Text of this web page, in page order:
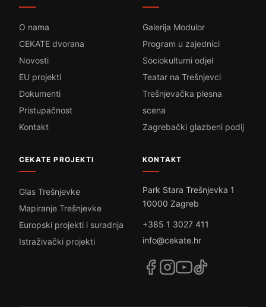
O nama
CEKATE dvorana
Novosti
EU projekti
Dokumenti
Pristupačnost
Kontakt
Galerija Modulor
Program u zajednici
Sociokulturni odjel
Teatar na Trešnjevci
Trešnjevačka plesna
scena
Zagrebački glazbeni podij
CEKATE PROJEKTI
Glas Trešnjevke
Mapiranje Trešnjevke
Europski projekti i suradnja
Istraživački projekti
KONTAKT
Park Stara Trešnjevka 1
10000 Zagreb
+385 1 3027 411
info@cekate.hr